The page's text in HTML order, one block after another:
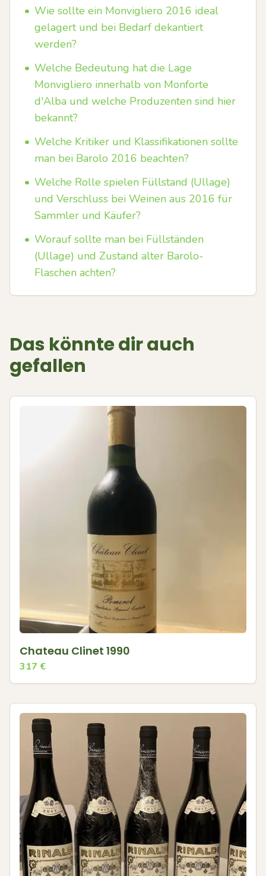
• Wie sollte ein Monvigliero 2016 ideal
gelagert und bei Bedarf dekantiert
werden?
• Welche Bedeutung hat die Lage
Monvigliero innerhalb von Monforte
d'Alba und welche Produzenten sind hier
bekannt?
• Welche Kritiker und Klassifikationen sollte
man bei Barolo 2016 beachten?
• Welche Rolle spielen Füllstand (Ullage)
und Verschluss bei Weinen aus 2016 für
Sammler und Käufer?
• Worauf sollte man bei Füllständen
(Ullage) und Zustand alter Barolo-
Flaschen achten?
Das könnte dir auch
gefallen
Chateau Clinet 1990
317 €